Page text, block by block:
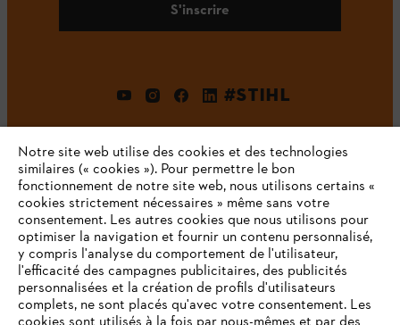
S'inscrire
#STIHL
L'Entreprise
STIHL FAQ
Notre site web utilise des cookies et des technologies
similaires (« cookies »). Pour permettre le bon
fonctionnement de notre site web, nous utilisons certains «
cookies strictement nécessaires » même sans votre
consentement. Les autres cookies que nous utilisons pour
optimiser la navigation et fournir un contenu personnalisé,
y compris l'analyse du comportement de l'utilisateur,
l'efficacité des campagnes publicitaires, des publicités
personnalisées et la création de profils d'utilisateurs
complets, ne sont placés qu'avec votre consentement. Les